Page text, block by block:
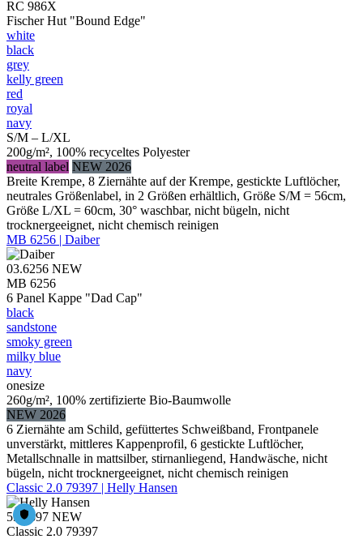
RC 986X
Fischer Hut "Bound Edge"
white
black
grey
kelly green
red
royal
navy
S/M – L/XL
200g/m², 100% recyceltes Polyester
neutral label NEW 2026
Breite Krempe, 8 Ziernähte auf der Krempe, gestickte Luftlöcher,
neutrales Größenlabel, in 2 Größen erhältlich, Größe S/M = 56cm,
Größe L/XL = 60cm, 30° waschbar, nicht bügeln, nicht
trocknergeeignet, nicht chemisch reinigen
MB 6256 | Daiber
03.6256 NEW
MB 6256
6 Panel Kappe "Dad Cap"
black
sandstone
smoky green
milky blue
navy
onesize
260g/m², 100% zertifizierte Bio-Baumwolle
NEW 2026
6 Ziernähte am Schild, gefüttertes Schweißband, Frontpanele
unverstärkt, mittleres Kappenprofil, 6 gestickte Luftlöcher,
Metallschnalle in mattsilber, stirnanliegend, Handwäsche, nicht
bügeln, nicht trocknergeeignet, nicht chemisch reinigen
Classic 2.0 79397 | Helly Hansen
59.9397 NEW
Classic 2.0 79397